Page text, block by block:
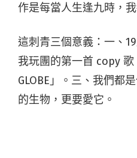
作是每當人生逢九時，
這刺青三個意義：一、
我玩團的第一首 copy 歌
GLOBE」。三、我們都
的生物，更要愛它。